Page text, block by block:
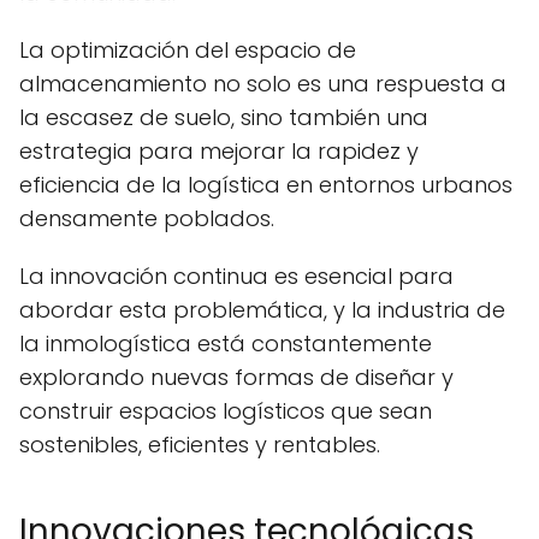
La optimización del espacio de
almacenamiento no solo es una respuesta a
la escasez de suelo, sino también una
estrategia para mejorar la rapidez y
eficiencia de la logística en entornos urbanos
densamente poblados.
La innovación continua es esencial para
abordar esta problemática, y la industria de
la inmologística está constantemente
explorando nuevas formas de diseñar y
construir espacios logísticos que sean
sostenibles, eficientes y rentables.